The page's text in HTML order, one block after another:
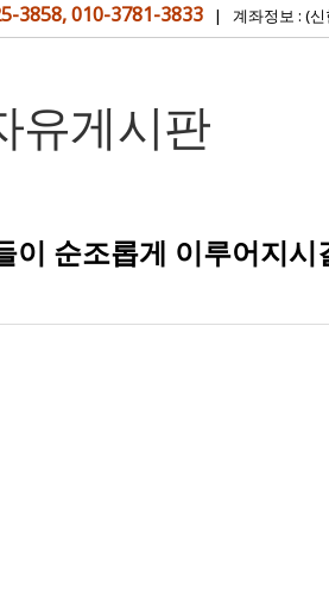
3858, 010-3781-3833 | 계좌정보 : (신
유게시판
순조롭게 이루어지